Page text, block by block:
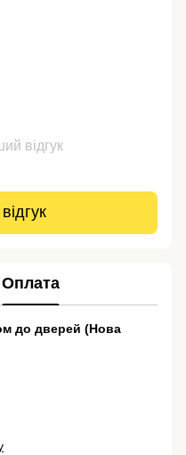
відгук
Оплата
до дверей (Нова